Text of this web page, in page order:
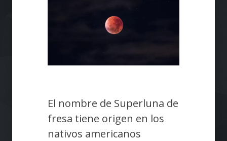
El nombre de Superluna de
fresa tiene origen en los
nativos americanos